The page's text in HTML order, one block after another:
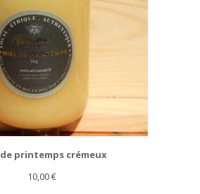
printemps crémeux
10,00€